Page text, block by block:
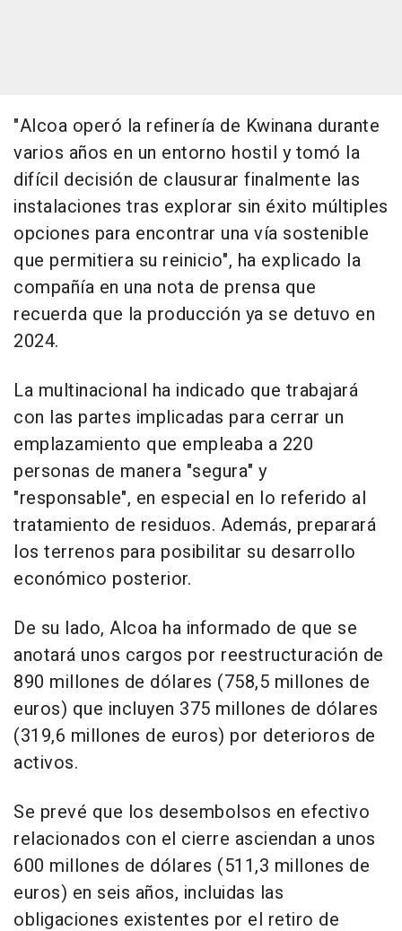
"Alcoa operó la refinería de Kwinana durante
varios años en un entorno hostil y tomó la
difícil decisión de clausurar finalmente las
instalaciones tras explorar sin éxito múltiples
opciones para encontrar una vía sostenible
que permitiera su reinicio", ha explicado la
compañía en una nota de prensa que
recuerda que la producción ya se detuvo en
2024.
La multinacional ha indicado que trabajará
con las partes implicadas para cerrar un
emplazamiento que empleaba a 220
personas de manera "segura" y
"responsable", en especial en lo referido al
tratamiento de residuos. Además, preparará
los terrenos para posibilitar su desarrollo
económico posterior.
De su lado, Alcoa ha informado de que se
anotará unos cargos por reestructuración de
890 millones de dólares (758,5 millones de
euros) que incluyen 375 millones de dólares
(319,6 millones de euros) por deterioros de
activos.
Se prevé que los desembolsos en efectivo
relacionados con el cierre asciendan a unos
600 millones de dólares (511,3 millones de
euros) en seis años, incluidas las
obligaciones existentes por el retiro de